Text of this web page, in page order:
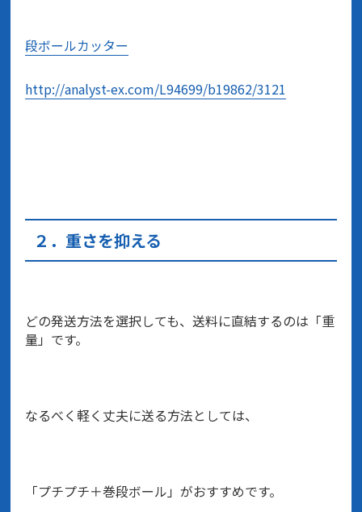
段ボールカッター
http://analyst-ex.com/L94699/b19862/3121
２．重さを抑える
どの発送方法を選択しても、送料に直結するのは「重
量」です。
なるべく軽く丈夫に送る方法としては、
「プチプチ＋巻段ボール」がおすすめです。